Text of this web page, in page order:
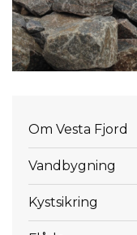
Menu
Om Vesta Fjord
Vandbygning
Kystsikring